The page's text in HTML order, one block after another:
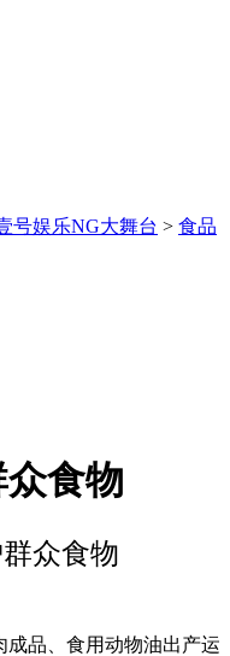
号娱乐NG大舞台 > 食品
食物
众食物
品、食用动物油出产运